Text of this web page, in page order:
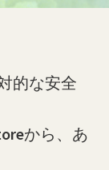
ついて
ードする方法
的な安全
から、あ